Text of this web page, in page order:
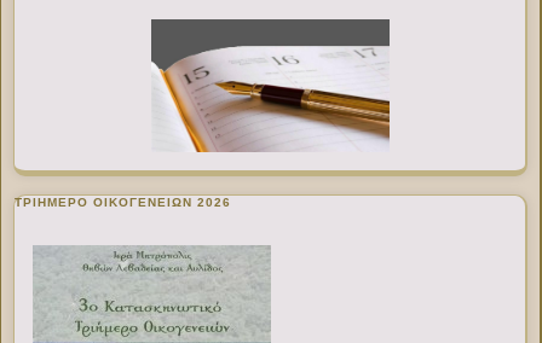
ΤΡΙΗΜΕΡΟ ΟΙΚΟΓΕΝΕΙΩΝ 2026